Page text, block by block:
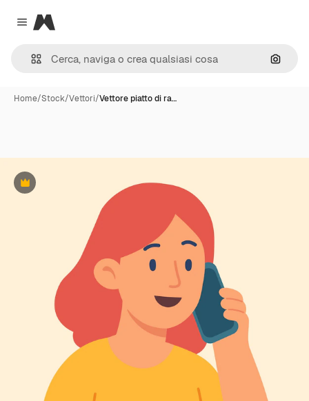
Close menu
Magnific
Cerca
Home/Stock/Vettori/Vettore piatto di ra…
Premium